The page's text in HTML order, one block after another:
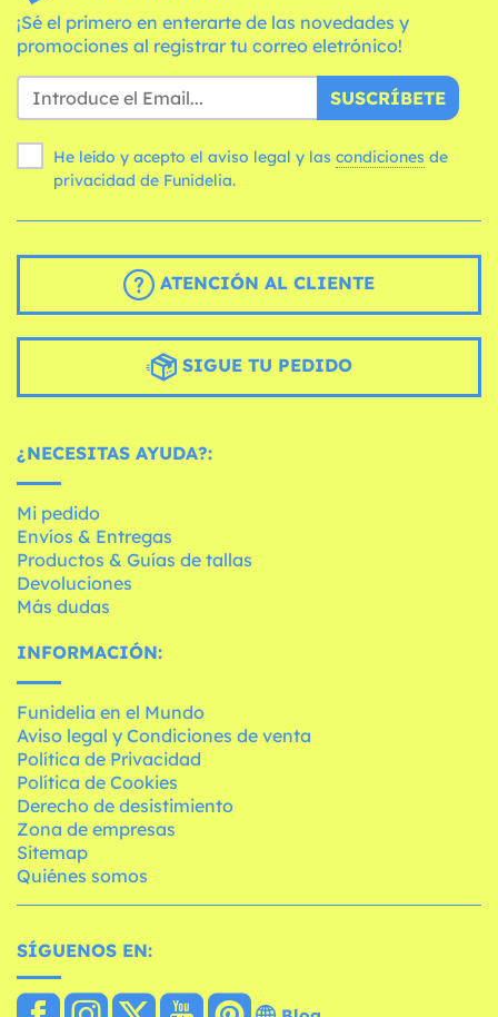
¡Sé el primero en enterarte de las novedades y
promociones al registrar tu correo eletrónico!
SUSCRÍBETE
He leído y acepto el aviso legal y las condiciones
privacidad de Funidelia.
ATENCIÓN AL CLIENTE
SIGUE TU PEDIDO
¿NECESITAS AYUDA?:
Mi pedido
Envíos & Entregas
Productos & Guías de tallas
Devoluciones
Más dudas
INFORMACIÓN:
Funidelia en el Mundo
Aviso legal y Condiciones de venta
Política de Privacidad
Política de Cookies
Derecho de desistimiento
Zona de empresas
Sitemap
Quiénes somos
SÍGUENOS EN: